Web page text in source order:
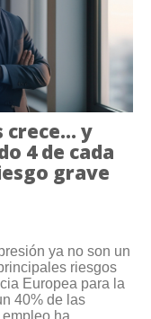
crece… y
4 de cada
grave
ya no son un
riesgos
Europea para la
40% de las